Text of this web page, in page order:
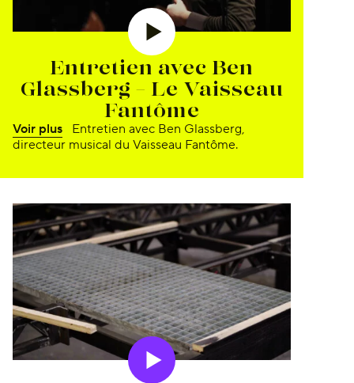
Entretien avec Ben
Glassberg – Le Vaisseau
Fantôme
Voir plus
directeur musical du Vaisseau Fantôme.